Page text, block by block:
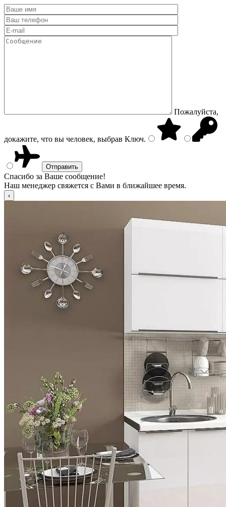
Пожалуйста,
докажите, что вы человек, выбрав Ключ.
Спасибо за Ваше сообщение!
Наш менеджер свяжется с Вами в ближайшее время.